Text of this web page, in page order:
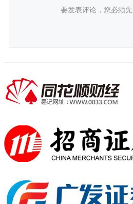
要发表评论，您必须先